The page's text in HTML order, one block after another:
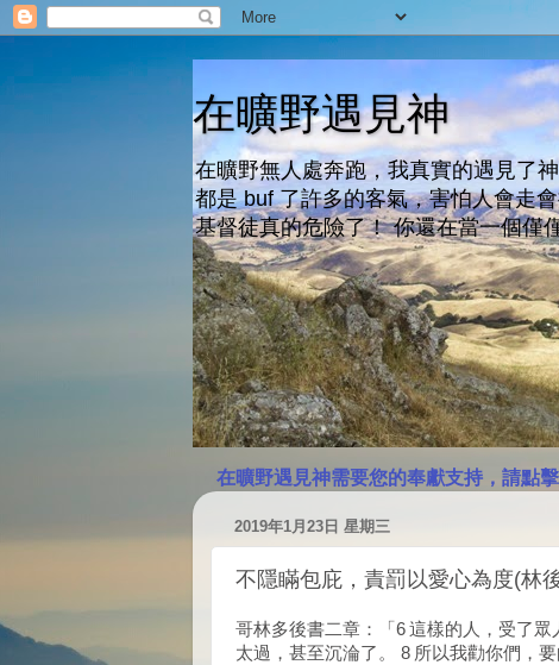
在曠野遇見神
在曠野無人處奔跑，我真實的遇見了
都是 buf 了許多的客氣，害怕人會走
基督徒真的危險了！ 你還在當一個僅
在曠野遇見神需要您的奉獻支持，請點
2019年1月23日 星期三
不隱瞞包庇，責罰以愛心為度(林
哥林多後書二章：「6 這樣的人，受了
太過，甚至沉淪了。 8 所以我勸你們，